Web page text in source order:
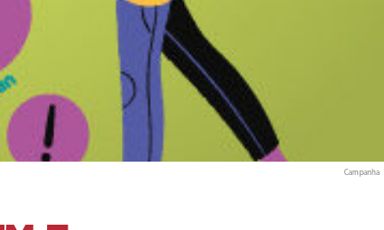
Campanha